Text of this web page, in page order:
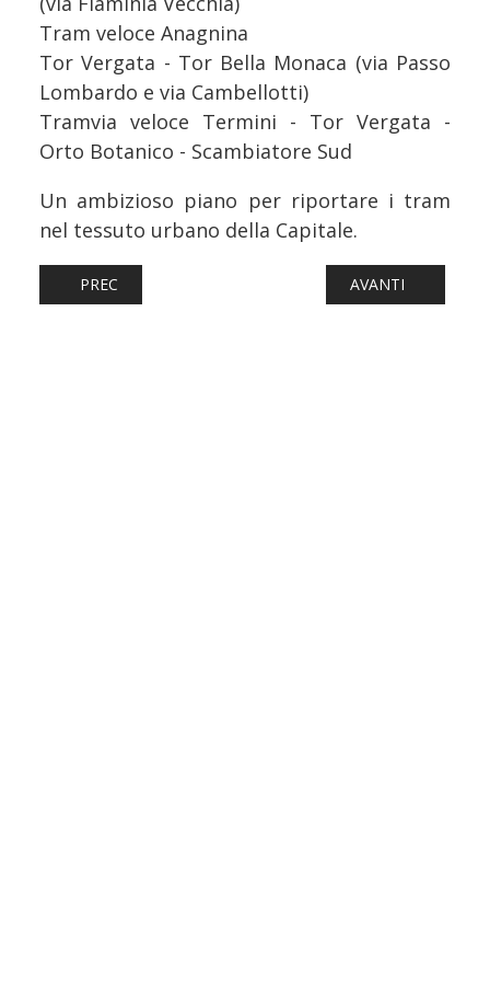
Tram veloce Anagnina
Tor Vergata - Tor Bella Monaca (via Passo
Lombardo e via Cambellotti)
Tramvia veloce Termini - Tor Vergata -
Orto Botanico - Scambiatore Sud
Un ambizioso piano per riportare i tram
nel tessuto urbano della Capitale.
ARTICOLO PRECEDENTE: TRAM: TRIESTE, RIPARTE LA
PREC ARTICOLO
AVANTI